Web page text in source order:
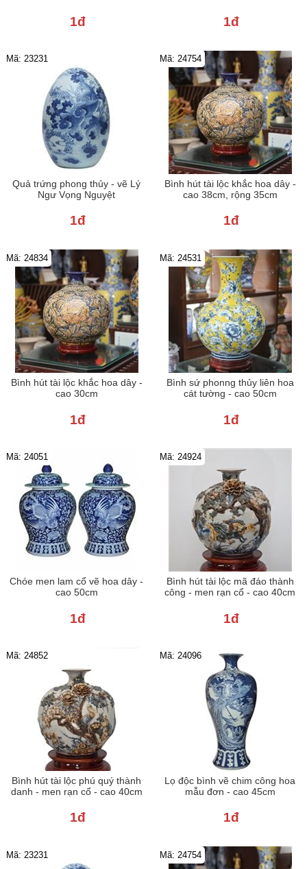
1đ 1đ
Quả trứng phong thủy - vẽ Lý
Ngư Vọng Nguyệt
Mã: 23231
1đ
Bình hút tài lộc khắc hoa dây -
cao 38cm, rộng 35cm
Mã: 24754
1đ
Bình hút tài lộc khắc hoa dây -
cao 30cm
Mã: 24834
1đ
Bình sứ phonng thủy liên hoa
cát tường - cao 50cm
Mã: 24531
1đ
Chóe men lam cổ vẽ hoa dây -
cao 50cm
Mã: 24051
1đ
Bình hút tài lộc mã đáo thành
công - men rạn cổ - cao 40cm
Mã: 24924
1đ
Bình hút tài lộc phú quý thành
danh - men rạn cổ - cao 40cm
Mã: 24852
1đ
Lọ độc bình vẽ chim công hoa
mẫu đơn - cao 45cm
Mã: 24096
1đ
Mã: 23231 Mã: 24754